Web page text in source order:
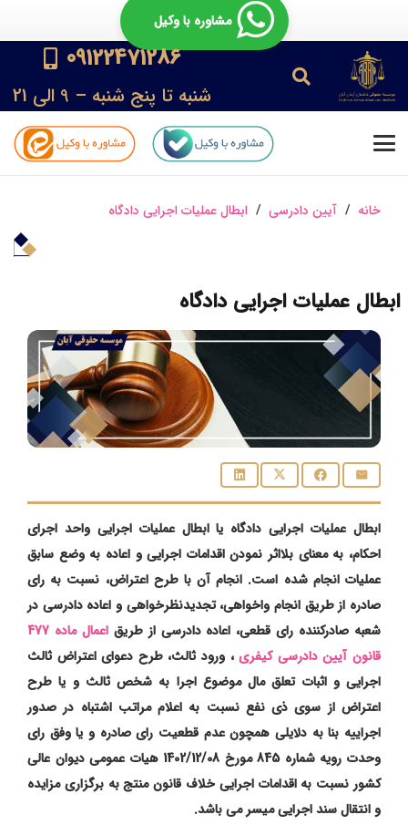
مشاوره با وکیل
09122471286
شنبه تا پنج شنبه – 9 الی 21
خانه / آیین دادرسی / ابطال عملیات اجرایی دادگاه
ابطال عملیات اجرایی دادگاه
ابطال عملیات اجرایی دادگاه یا ابطال عملیات اجرایی واحد اجرای
احکام، به معنای بلااثر نمودن اقدامات اجرایی و اعاده به وضع سابق
عملیات انجام شده است. انجام آن با طرح اعتراض، نسبت به رای
صادره از طریق انجام واخواهی، تجدیدنظرخواهی و اعاده دادرسی در
شعبه صادرکننده رای قطعی، اعاده دادرسی از طریق
اعمال ماده 477
قانون آیین دادرسی کیفری، ورود ثالث، طرح دعوای اعتراض ثالث
اجرایی و اثبات تعلق مال موضوع اجرا به شخص ثالث و یا طرح
اعتراض از سوی ذی نفع نسبت به اعلام مراتب اشتباه در صدور
اجراییه بنا به دلایلی همچون عدم قطعیت رای صادره و یا وفق رای
وحدت رویه شماره 845 مورخ 1402/12/08 هیات عمومی دیوان عالی
کشور نسبت به اقدامات اجرایی خلاف قانون منتج به برگزاری مزایده
و انتقال سند اجرایی میسر می باشد.